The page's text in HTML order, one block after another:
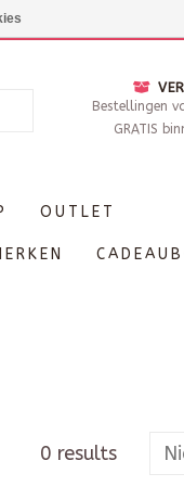
Dinsdag -
Bestellingen
GRATIS
OUTLET
0 results